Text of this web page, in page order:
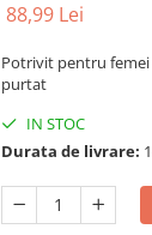
88,99 Lei
Potrivit pentru
purtat
IN STOC
Durata de livrare: